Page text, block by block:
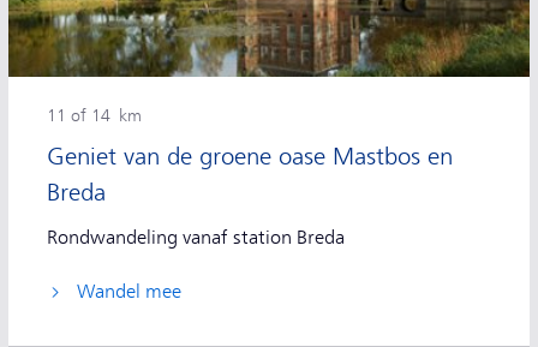
Geniet van de groene oase Mastbos en
Breda
11 of 14 km
Rondwandeling vanaf station Breda
Wandel mee